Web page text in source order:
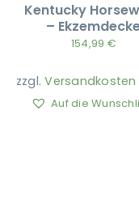
Kentucky
–
154,99 €
zzgl.Versandkosten
Auf die